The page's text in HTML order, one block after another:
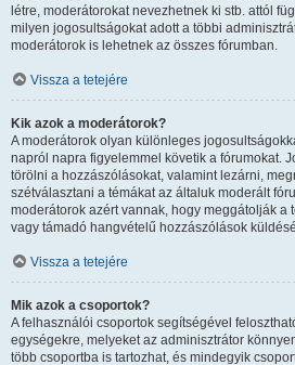
létre, moderátorokat nevezhetnek ki stb. attól
milyen jogosultságokat adott a többi
moderátorok is lehetnek az összes fórumban.
Vissza a tetejére
Kik azok a moderátorok?
A moderátorok olyan különleges
napról napra figyelemmel követik a fórumokat.
törölni a hozzászólásokat, valamint lezárni,
szétválasztani a témákat az általuk moderált
moderátorok azért vannak, hogy meggátolják a
vagy támadó hangvételű hozzászólások
Vissza a tetejére
Mik azok a csoportok?
A felhasználói csoportok segítségével
egységekre, melyeket az adminisztrátor
több csoportba is tartozhat, és mindegyik